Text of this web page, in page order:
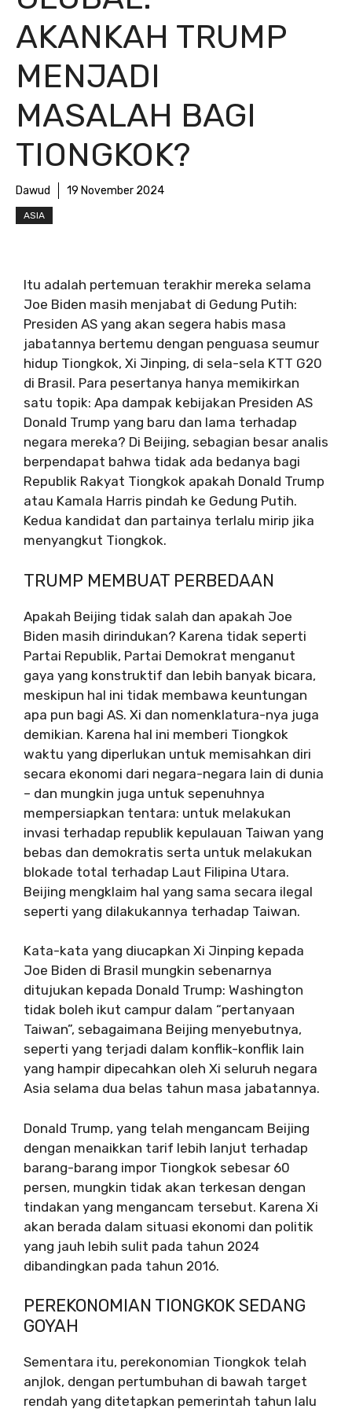
AKANKAH TRUMP
MENJADI
MASALAH BAGI
TIONGKOK?
Dawud 19 November 2024
ASIA
Itu adalah pertemuan terakhir mereka selama
Joe Biden masih menjabat di Gedung Putih:
Presiden AS yang akan segera habis masa
jabatannya bertemu dengan penguasa seumur
hidup Tiongkok, Xi Jinping, di sela-sela KTT G20
di Brasil. Para pesertanya hanya memikirkan
satu topik: Apa dampak kebijakan Presiden AS
Donald Trump yang baru dan lama terhadap
negara mereka? Di Beijing, sebagian besar analis
berpendapat bahwa tidak ada bedanya bagi
Republik Rakyat Tiongkok apakah Donald Trump
atau Kamala Harris pindah ke Gedung Putih.
Kedua kandidat dan partainya terlalu mirip jika
menyangkut Tiongkok.
TRUMP MEMBUAT PERBEDAAN
Apakah Beijing tidak salah dan apakah Joe
Biden masih dirindukan? Karena tidak seperti
Partai Republik, Partai Demokrat menganut
gaya yang konstruktif dan lebih banyak bicara,
meskipun hal ini tidak membawa keuntungan
apa pun bagi AS. Xi dan nomenklatura-nya juga
demikian. Karena hal ini memberi Tiongkok
waktu yang diperlukan untuk memisahkan diri
secara ekonomi dari negara-negara lain di dunia
– dan mungkin juga untuk sepenuhnya
mempersiapkan tentara: untuk melakukan
invasi terhadap republik kepulauan Taiwan yang
bebas dan demokratis serta untuk melakukan
blokade total terhadap Laut Filipina Utara.
Beijing mengklaim hal yang sama secara ilegal
seperti yang dilakukannya terhadap Taiwan.
Kata-kata yang diucapkan Xi Jinping kepada
Joe Biden di Brasil mungkin sebenarnya
ditujukan kepada Donald Trump: Washington
tidak boleh ikut campur dalam “pertanyaan
Taiwan”, sebagaimana Beijing menyebutnya,
seperti yang terjadi dalam konflik-konflik lain
yang hampir dipecahkan oleh Xi seluruh negara
Asia selama dua belas tahun masa jabatannya.
Donald Trump, yang telah mengancam Beijing
dengan menaikkan tarif lebih lanjut terhadap
barang-barang impor Tiongkok sebesar 60
persen, mungkin tidak akan terkesan dengan
tindakan yang mengancam tersebut. Karena Xi
akan berada dalam situasi ekonomi dan politik
yang jauh lebih sulit pada tahun 2024
dibandingkan pada tahun 2016.
PEREKONOMIAN TIONGKOK SEDANG
GOYAH
Sementara itu, perekonomian Tiongkok telah
anjlok, dengan pertumbuhan di bawah target
rendah yang ditetapkan pemerintah tahun lalu